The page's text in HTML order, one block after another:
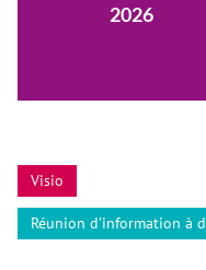
2026
Visio
Réunion d'information à